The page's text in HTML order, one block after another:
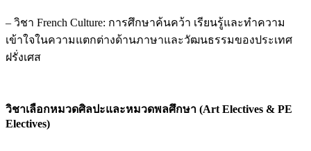
– วิชา French Culture: การศึกษาค้นคว้า เรียนรู้และทำความ
เข้าใจในความแตกต่างด้านภาษาและวัฒนธรรมของประเทศ
ฝรั่งเศส
วิชาเลือกหมวดศิลปะและหมวดพลศึกษา (Art Electives & PE
Electives)